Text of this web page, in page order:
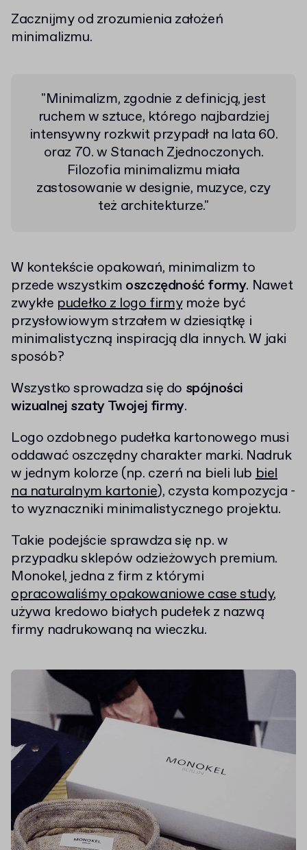
Zacznijmy od zrozumienia założeń
minimalizmu.
"Minimalizm, zgodnie z definicją, jest
ruchem w sztuce, którego najbardziej
intensywny rozkwit przypadł na lata 60.
oraz 70. w Stanach Zjednoczonych.
Filozofia minimalizmu miała
zastosowanie w designie, muzyce, czy
też architekturze."
W kontekście opakowań, minimalizm to
przede wszystkim oszczędność formy. Nawet
zwykłe pudełko z logo firmymoże być
przysłowiowym strzałem w dziesiątkę i
minimalistyczną inspiracją dla innych. W jaki
sposób?
Wszystko sprowadza się do spójności
wizualnej szaty Twojej firmy.
Logo ozdobnego pudełka kartonowego musi
oddawać oszczędny charakter marki. Nadruk
w jednym kolorze (np. czerń na bieli lubbiel
na naturalnym kartonie), czysta kompozycja -
to wyznaczniki minimalistycznego projektu.
Takie podejście sprawdza się np. w
przypadku sklepów odzieżowych premium.
Monokel, jedna z firm z którymi
opracowaliśmy opakowaniowe case study,
używa kredowo białych pudełek z nazwą
firmy nadrukowaną na wieczku.